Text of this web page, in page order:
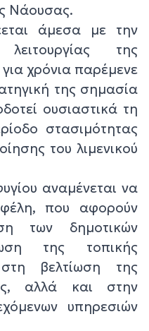
Νάουσας.
άμεσα με την
της
χρόνια παρέμενε
της σημασία
ουσιαστικά τη
στασιμότητας
του λιμενικού
αναμένεται να
που αφορούν
των δημοτικών
της τοπικής
στη βελτίωση της
αλλά και στην
υπηρεσιών